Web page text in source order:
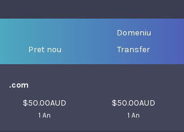
Domeniu
Pret nou
Transfer
.com
$50.00AUD
1 An
$50.00AUD
1 An